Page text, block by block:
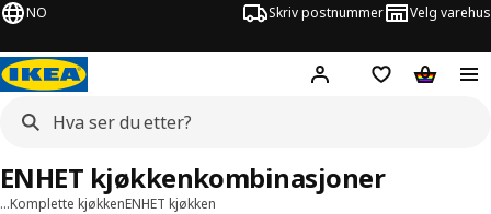
NO Skriv postnummer Velg varehus
Hej! Logg innHuskeliste
…Komplette kjøkkenENHET kjøkken
ENHET kjøkkenkombinasjoner